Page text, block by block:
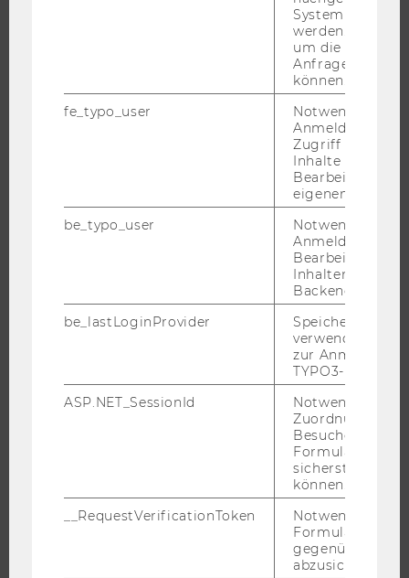
UNIVERSITÄT
CAMPUS
WU FOUNDATION
WELCOME SERVICES
System
werden.
um die Antwort
Anfrage
können.
fe_typo_user
Notwendig für
Anmeldung und
Zugriff auf
Inhalte oder zur
Bearbeitung des
eigenen Profils.
be_typo_user
Notwendig für
Anmeldung und
Bearbeitung von
Inhalten im
Backend.
be_lastLoginProvider
Speichert die
verwendete
zur Anmeldung
TYPO3-Backend.
ASP.NET_SessionId
Notwendig, um
Zuordnung von
Besucher zu
sicherstellen zu
können.
__RequestVerificationToken
Notwendig, um
gegenüber
abzusichern.